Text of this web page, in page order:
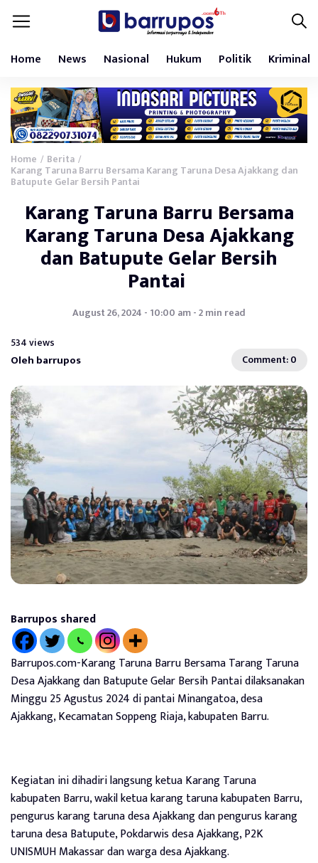
Home News Nasional Hukum Politik Kriminal
Home / Berita /
Karang Taruna Barru Bersama Karang Taruna Desa Ajakkang dan
Batupute Gelar Bersih Pantai
Karang Taruna Barru Bersama
Karang Taruna Desa Ajakkang
dan Batupute Gelar Bersih
Pantai
August 26, 2024 - 10:00 am - 2 min read
534 views
Oleh barrupos Comment: 0
Barrupos shared
Barrupos.com-Karang Taruna Barru Bersama Tarang Taruna
Desa Ajakkang dan Batupute Gelar Bersih Pantai dilaksanakan
Minggu 25 Agustus 2024 di pantai Minangatoa, desa
Ajakkang, Kecamatan Soppeng Riaja, kabupaten Barru.
Kegiatan ini dihadiri langsung ketua Karang Taruna
kabupaten Barru, wakil ketua karang taruna kabupaten Barru,
pengurus karang taruna desa Ajakkang dan pengurus karang
taruna desa Batupute, Pokdarwis desa Ajakkang, P2K
UNISMUH Makassar dan warga desa Ajakkang.